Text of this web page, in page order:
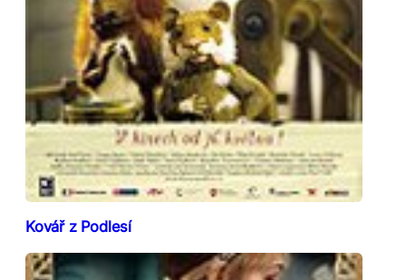
Kovář z Podlesí